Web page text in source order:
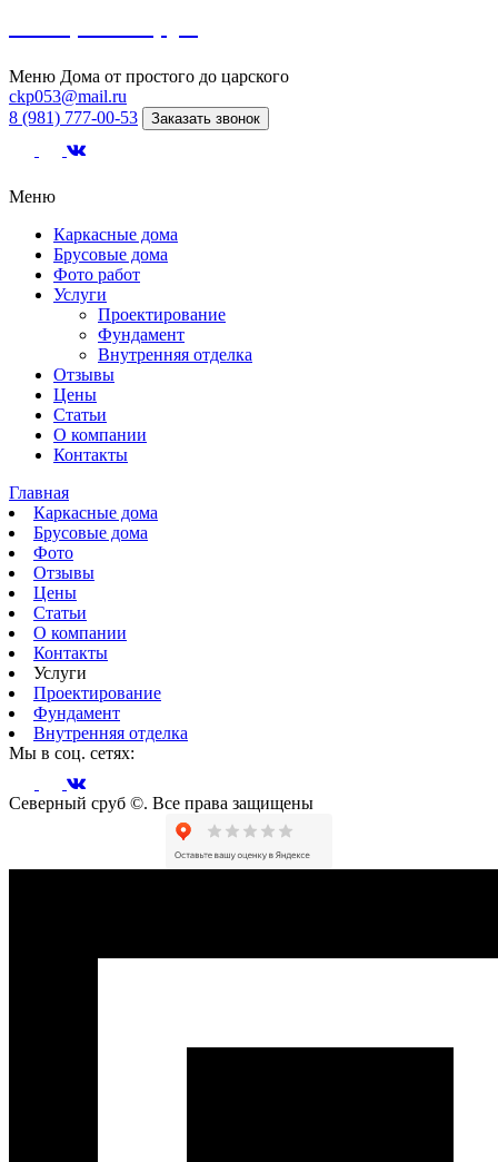
Меню Дома от простого до царского
ckp053@mail.ru
8 (981) 777-00-53
Заказать звонок
Меню
Каркасные дома
Брусовые дома
Фото работ
Услуги
Проектирование
Фундамент
Внутренняя отделка
Отзывы
Цены
Статьи
О компании
Контакты
Главная
Каркасные дома
Брусовые дома
Фото
Отзывы
Цены
Статьи
О компании
Контакты
Услуги
Проектирование
Фундамент
Внутренняя отделка
Мы в соц. сетях:
Северный сруб ©. Все права защищены